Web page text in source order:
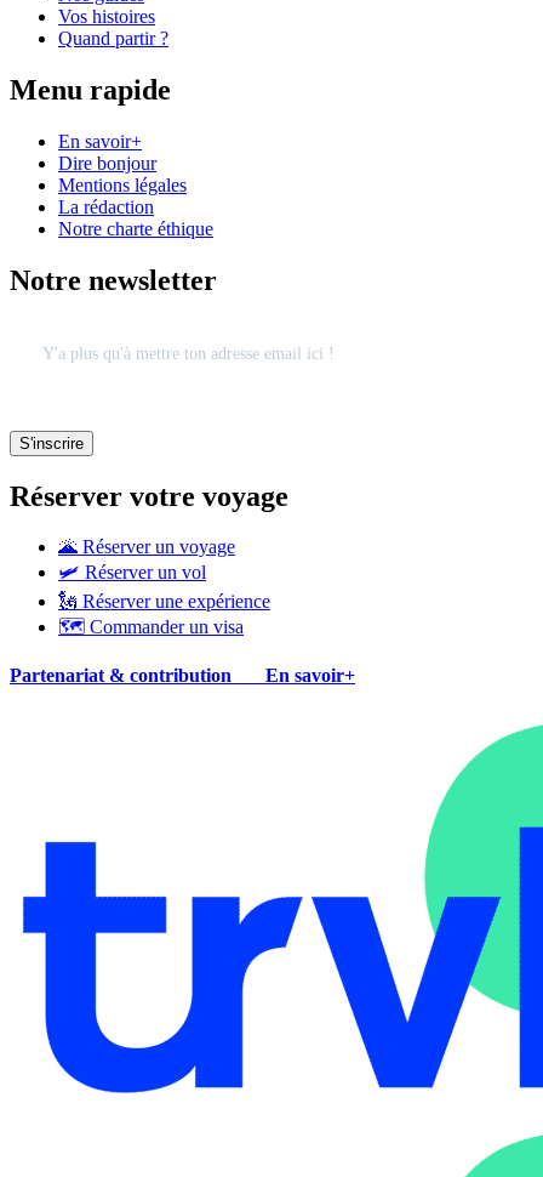
Vos histoires
Quand partir ?
Menu rapide
En savoir+
Dire bonjour
Mentions légales
La rédaction
Notre charte éthique
Notre newsletter
Réserver votre voyage
🌋 Réserver un voyage
🛩 Réserver un vol
🗽 Réserver une expérience
🗺 Commander un visa
Partenariat & contribution En savoir+